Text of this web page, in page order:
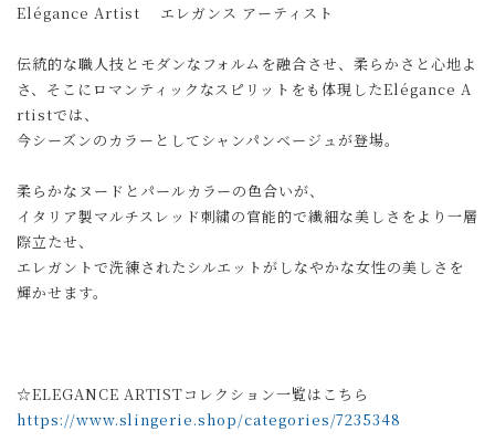
Elégance Artist エレガンス アーティスト
伝統的な職人技とモダンなフォルムを融合させ、柔らかさと心地よ
さ、そこにロマンティックなスピリットをも体現したElégance A
rtistでは、
今シーズンのカラーとしてシャンパンベージュが登場。
柔らかなヌードとパールカラーの色合いが、
イタリア製マルチスレッド刺繍の官能的で繊細な美しさをより一層
際立たせ、
エレガントで洗練されたシルエットがしなやかな女性の美しさを
輝かせます。
☆ELEGANCE ARTISTコレクション一覧はこちら
https://www.slingerie.shop/categories/7235348